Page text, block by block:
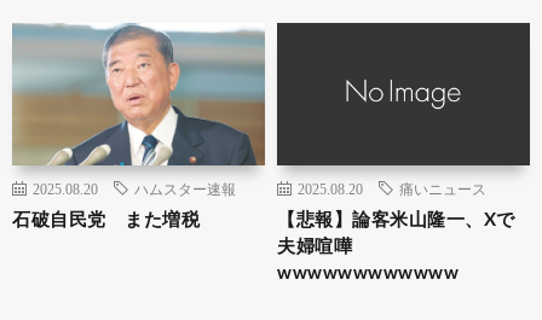
2025.08.20 ハムスター速報
石破自民党 また増税
2025.08.20 痛いニュース
【悲報】論客米山隆一、Xで
夫婦喧嘩
wwwwwwwwwwww